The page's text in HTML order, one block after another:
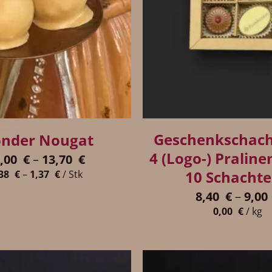
Nougat
€– 13,70 €
€– 1,37 €/ Stk
4 (Logo-)
10
8,40 €–9,00
0,00 €/ kg